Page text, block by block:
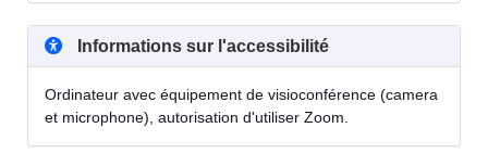
Informations sur l'accessibilité
Ordinateur avec équipement de visioconférence (camera
et microphone), autorisation d'utiliser Zoom.